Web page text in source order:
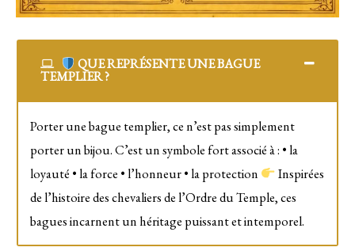
QUE REPRÉSENTE UNE BAGUE
TEMPLIER ?
Porter une bague templier, ce n’est pas simplement
porter un bijou. C’est un symbole fort associé à : • la
loyauté • la force • l’honneur • la protection
Inspirées
de l’histoire des chevaliers de l’Ordre du Temple, ces
bagues incarnent un héritage puissant et intemporel.